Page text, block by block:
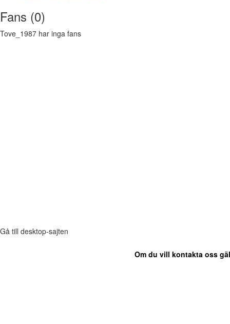
Fans (0)
Tove_1987 har inga fans
Gå till desktop-sajten
Om du vill kontakta oss